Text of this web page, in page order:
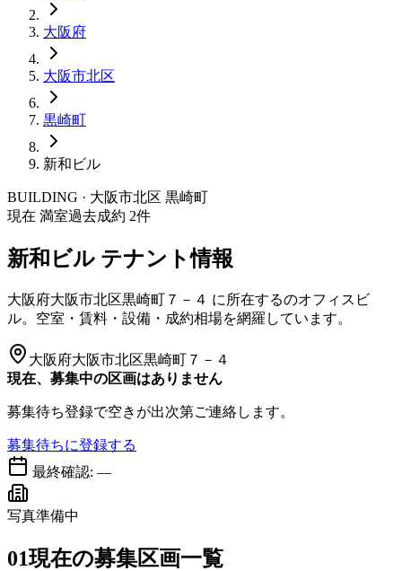
大阪府
大阪市北区
黒崎町
新和ビル
BUILDING · 大阪市北区 黒崎町
現在 満室過去成約 2件
新和ビル テナント情報
大阪府大阪市北区黒崎町７－４ に所在するのオフィスビ
ル。空室・賃料・設備・成約相場を網羅しています。
大阪府大阪市北区黒崎町７－４
現在、募集中の区画はありません
募集待ち登録で空きが出次第ご連絡します。
募集待ちに登録する
最終確認: —
写真準備中
01現在の募集区画一覧